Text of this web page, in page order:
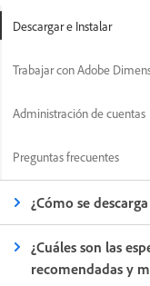
Descargar e Instalar
Trabajar con Adobe
Administración de cuentas
Preguntas frecuentes
¿Cómo se
¿Cuáles son las
recomendadas y